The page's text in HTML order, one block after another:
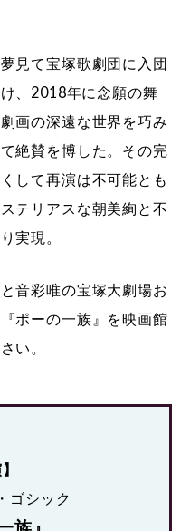
見て宝塚歌劇団に入団
、2018年に念願の舞
画の深遠な世界を巧み
絶賛を博した。その完
して再演は不可能とも
テリアスな朝美絢と不
実現。
音彩唯の宝塚大劇場お
ポーの一族』を映画館
い。
ゴシック